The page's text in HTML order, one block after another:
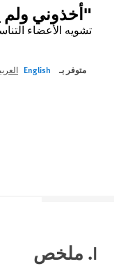
"أخذوني
تشويه الأعضاء
متوفر بـ English
I. ملخص